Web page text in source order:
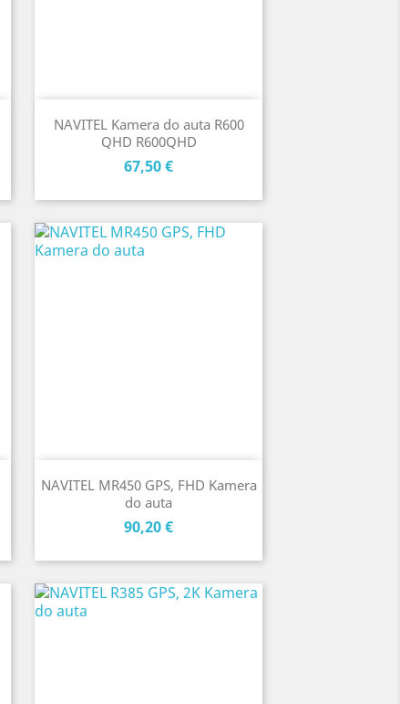
NAVITEL Kamera do auta R600
QHD R600QHD
Cena
67,50 €
NAVITEL MR450 GPS, FHD Kamera
do auta
Cena
90,20 €